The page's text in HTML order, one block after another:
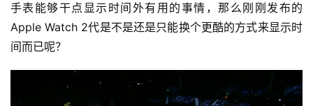
手表能够干点显示时间外有用的事情，那么刚刚发布的
Apple Watch 2代是不是还是只能换个更酷的方式来显示时
间而已呢？